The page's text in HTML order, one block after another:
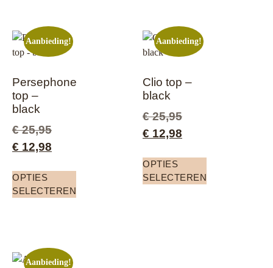
Aanbieding!
Persephone
top –
black
€25,95
€ 12,98
OPTIES
SELECTEREN
Aanbieding!
Clio top –
black
€25,95
€ 12,98
OPTIES
SELECTEREN
Aanbieding!